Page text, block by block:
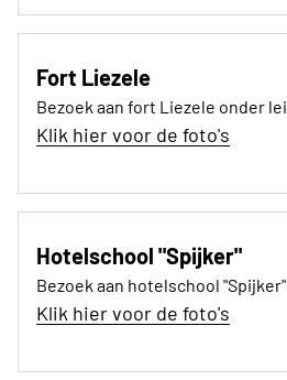
Fort Liezele
Bezoek aan fort Liezele onder
Klik hier voor de foto's
Hotelschool "Spijker"
Bezoek aan hotelschool "Spijker"
Klik hier voor de foto's